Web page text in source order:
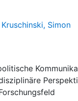
Kruschinski, Simon